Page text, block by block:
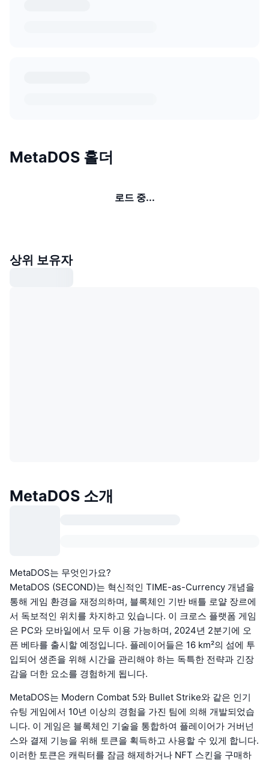
MetaDOS 홀더
로드 중...
상위 보유자
MetaDOS 소개
MetaDOS는 무엇인가요?
MetaDOS (SECOND)는 혁신적인 TIME-as-Currency 개념을
통해 게임 환경을 재정의하며, 블록체인 기반 배틀 로얄 장르에
서 독보적인 위치를 차지하고 있습니다. 이 크로스 플랫폼 게임
은 PC와 모바일에서 모두 이용 가능하며, 2024년 2분기에 오
픈 베타를 출시할 예정입니다. 플레이어들은 16 km²의 섬에 투
입되어 생존을 위해 시간을 관리해야 하는 독특한 전략과 긴장
감을 더한 요소를 경험하게 됩니다.
MetaDOS는 Modern Combat 5와 Bullet Strike와 같은 인기
슈팅 게임에서 10년 이상의 경험을 가진 팀에 의해 개발되었습
니다. 이 게임은 블록체인 기술을 통합하여 플레이어가 거버넌
스와 결제 기능을 위해 토큰을 획득하고 사용할 수 있게 합니다.
이러한 토큰은 캐릭터를 잠금 해제하거나 NFT 스킨을 구매하